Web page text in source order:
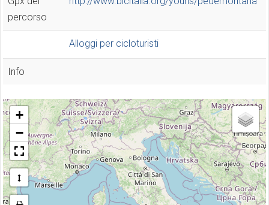
percorso
Alloggi per cicloturisti
Info
+
−